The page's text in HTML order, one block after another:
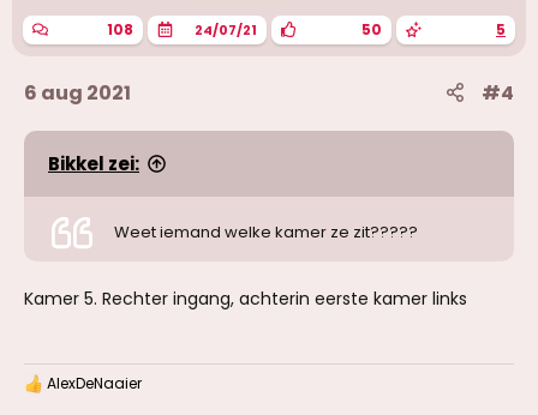
108 24/07/21 50 5
6 aug 2021 #4
Bikkel zei:
Weet iemand welke kamer ze zit?????
Kamer 5. Rechter ingang, achterin eerste kamer links
W AlexDeNaaier